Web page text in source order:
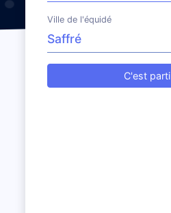
Ville de l'équidé
C'est parti